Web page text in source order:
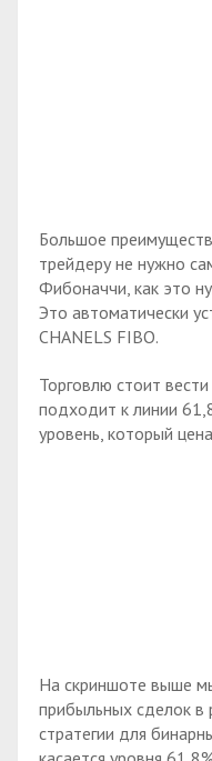
Большое
трейдеру не нужно
Фибоначчи, как это
Это автоматически
CHANELS FIBO.
Торговлю стоит
подходит к линии
уровень, который
На скриншоте выше
прибыльных сделок в
стратегии для